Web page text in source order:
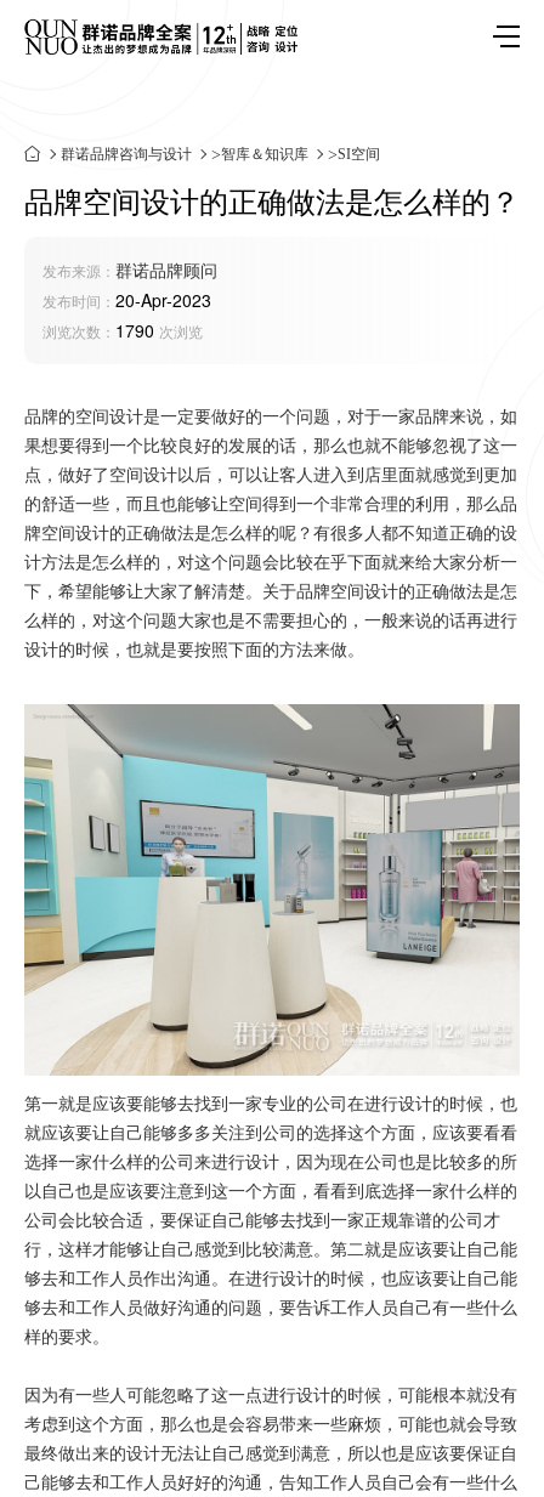
群诺品牌咨询与设计 >智库＆知识库 >SI空间
品牌空间设计的正确做法是怎么样的？
发布来源： 群诺品牌顾问
发布时间： 20-Apr-2023
浏览次数： 1790 次浏览
品牌的空间设计是一定要做好的一个问题，对于一家品牌来说，如
果想要得到一个比较良好的发展的话，那么也就不能够忽视了这一
点，做好了空间设计以后，可以让客人进入到店里面就感觉到更加
的舒适一些，而且也能够让空间得到一个非常合理的利用，那么品
牌空间设计的正确做法是怎么样的呢？有很多人都不知道正确的设
计方法是怎么样的，对这个问题会比较在乎下面就来给大家分析一
下，希望能够让大家了解清楚。关于品牌空间设计的正确做法是怎
么样的，对这个问题大家也是不需要担心的，一般来说的话再进行
设计的时候，也就是要按照下面的方法来做。
第一就是应该要能够去找到一家专业的公司在进行设计的时候，也
就应该要让自己能够多多关注到公司的选择这个方面，应该要看看
选择一家什么样的公司来进行设计，因为现在公司也是比较多的所
以自己也是应该要注意到这一个方面，看看到底选择一家什么样的
公司会比较合适，要保证自己能够去找到一家正规靠谱的公司才
行，这样才能够让自己感觉到比较满意。第二就是应该要让自己能
够去和工作人员作出沟通。在进行设计的时候，也应该要让自己能
够去和工作人员做好沟通的问题，要告诉工作人员自己有一些什么
样的要求。
因为有一些人可能忽略了这一点进行设计的时候，可能根本就没有
考虑到这个方面，那么也是会容易带来一些麻烦，可能也就会导致
最终做出来的设计无法让自己感觉到满意，所以也是应该要保证自
己能够去和工作人员好好的沟通，告知工作人员自己会有一些什么